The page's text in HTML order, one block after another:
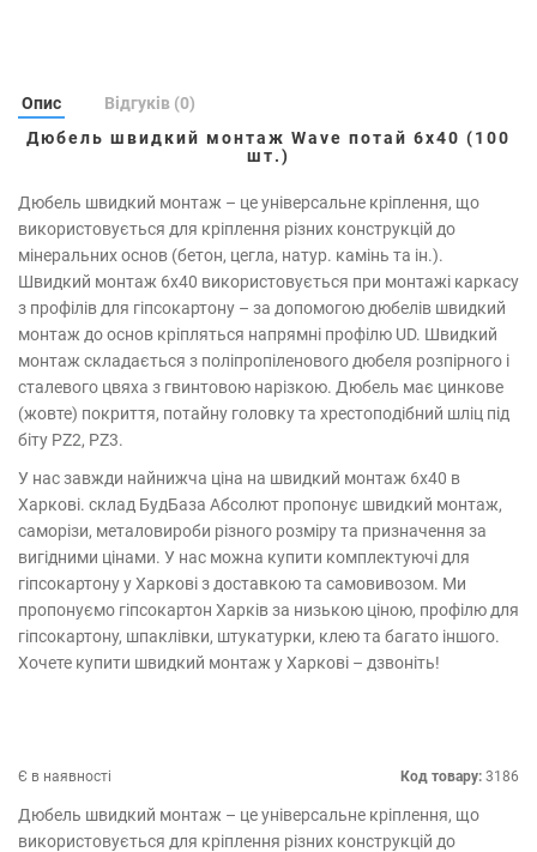
Опис
Відгуків (0)
Дюбель швидкий монтаж Wave потай 6х40 (100
шт.)
Дюбель швидкий монтаж – це універсальне кріплення, що
використовується для кріплення різних конструкцій до
мінеральних основ (бетон, цегла, натур. камінь та ін.).
Швидкий монтаж 6х40 використовується при монтажі каркасу
з профілів для гіпсокартону – за допомогою дюбелів швидкий
монтаж до основ кріпляться напрямні профілю UD. Швидкий
монтаж складається з поліпропіленового дюбеля розпірного і
сталевого цвяха з гвинтовою нарізкою. Дюбель має цинкове
(жовте) покриття, потайну головку та хрестоподібний шліц під
біту PZ2, PZ3 .
У нас завжди найнижча ціна на швидкий монтаж 6х40 в
Харкові. склад БудБаза Абсолют пропонує швидкий монтаж,
саморізи, металовироби різного розміру та призначення за
вигідними цінами. У нас можна купити комплектуючі для
гіпсокартону у Харкові з доставкою та самовивозом. Ми
пропонуємо гіпсокартон Харків за низькою ціною, профілю для
гіпсокартону, шпаклівки, штукатурки, клею та багато іншого.
Хочете купити швидкий монтаж у Харкові – дзвоніть!
Є в наявності Код товару: 3186
Дюбель швидкий монтаж – це універсальне кріплення, що
використовується для кріплення різних конструкцій до